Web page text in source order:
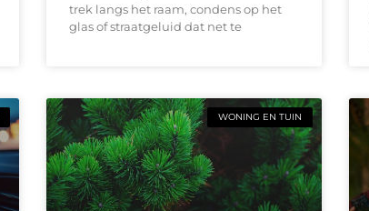
trek langs het raam, condens op het
glas of straatgeluid dat net te
WONING EN TUIN